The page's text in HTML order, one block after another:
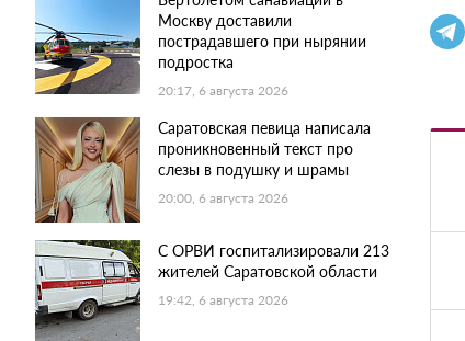
Москву доставили
пострадавшего при нырянии
подростка
20:17, 6 августа 2026
Саратовская певица написала
проникновенный текст про
слезы в подушку и шрамы
20:00, 6 августа 2026
С ОРВИ госпитализировали 213
жителей Саратовской области
19:42, 6 августа 2026